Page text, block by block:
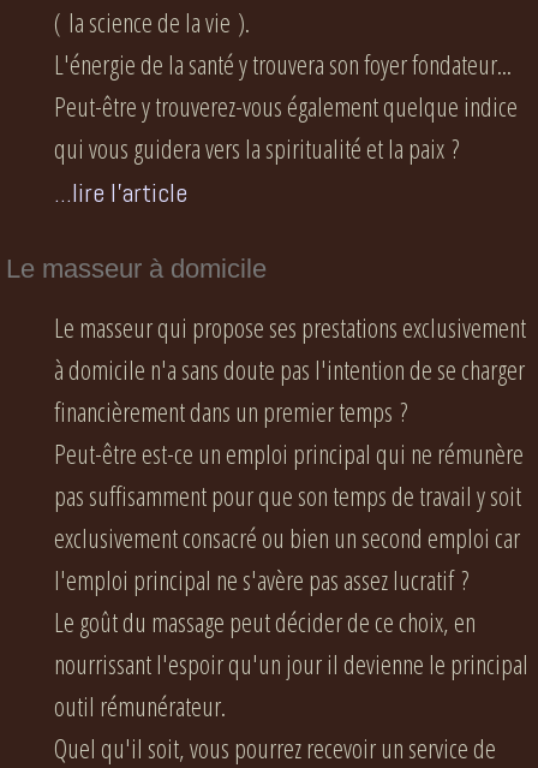
( la science de la vie ).
L'énergie de la santé y trouvera son foyer fondateur...
Peut-être y trouverez-vous également quelque indice
qui vous guidera vers la spiritualité et la paix ?
...lire l'article
Le masseur à domicile
Le masseur qui propose ses prestations exclusivement
à domicile n'a sans doute pas l'intention de se charger
financièrement dans un premier temps ?
Peut-être est-ce un emploi principal qui ne rémunère
pas suffisamment pour que son temps de travail y soit
exclusivement consacré ou bien un second emploi car
l'emploi principal ne s'avère pas assez lucratif ?
Le goût du massage peut décider de ce choix, en
nourrissant l'espoir qu'un jour il devienne le principal
outil rémunérateur.
Quel qu'il soit, vous pourrez recevoir un service de